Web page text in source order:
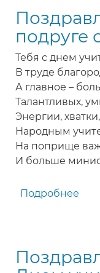
с
подруге
Тебя с днем
В труде
А главное –
Талантливых,
Энергии,
Народным
На поприще
И больше
Подробнее
с